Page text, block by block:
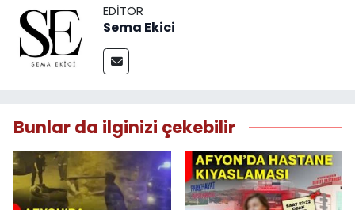
EDITÖR
Sema Ekici
Bunlar da ilginizi çekebilir